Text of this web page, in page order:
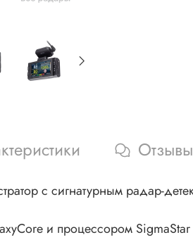
Отзывы
с сигнатурным радар-
и процессором